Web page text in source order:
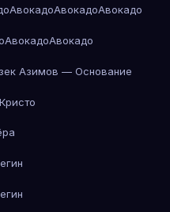
АвокадоАвокадоАвокадо
АвокадоАвокадо
Азимов — Основание